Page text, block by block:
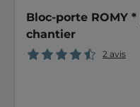
Bloc-porte ROMY
chantier
2 avis